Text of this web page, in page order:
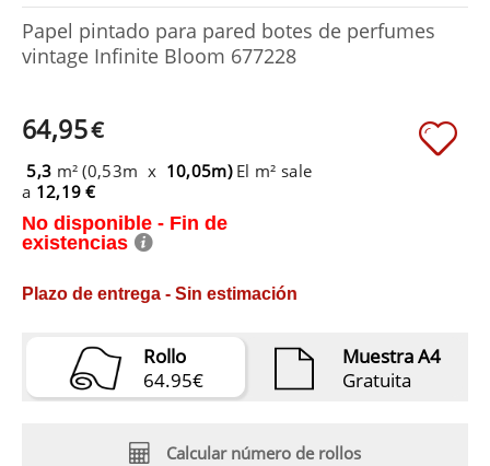
Papel pintado para pared botes de perfumes
vintage Infinite Bloom 677228
64,95€
5,3 m² (0,53m x 10,05m) El m² sale
a 12,19 €
No disponible - Fin de
existencias
Plazo de entrega - Sin estimación
Rollo
64.95€
Muestra A4
Gratuita
Calcular número de rollos